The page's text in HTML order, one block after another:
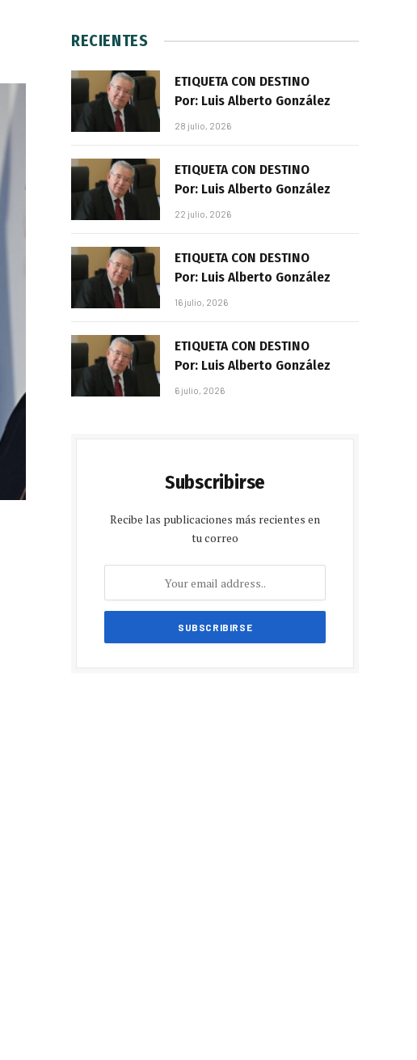
RECIENTES
ETIQUETA CON DESTINO
Por: Luis Alberto González
28 julio, 2026
ETIQUETA CON DESTINO
Por: Luis Alberto González
22 julio, 2026
ETIQUETA CON DESTINO
Por: Luis Alberto González
16 julio, 2026
ETIQUETA CON DESTINO
Por: Luis Alberto González
6 julio, 2026
Subscribirse
Recibe las publicaciones más recientes en
tu correo